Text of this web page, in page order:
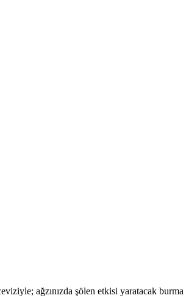
ağzınızda şölen etkisi yaratacak burma